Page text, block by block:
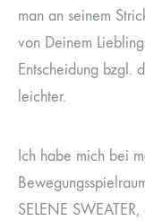
man an seinem
von Deinem
Entscheidung bzgl.
leichter.
Ich habe mich bei
SELENE